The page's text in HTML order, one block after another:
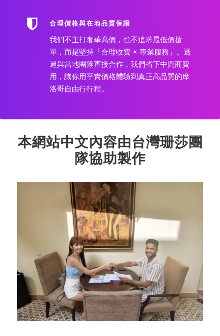
合理價格與在地品質保證
我們不主打奢華高價，也不追求最低價搶
單，而是堅持「合理收費 × 專業服務」。透
過與當地團隊直接合作，我們省下中間商費
用，讓你用平實價格體驗到真正高品質的摩
洛哥自由行行程。
本網站中文內容由台灣珊莎團
隊協助製作